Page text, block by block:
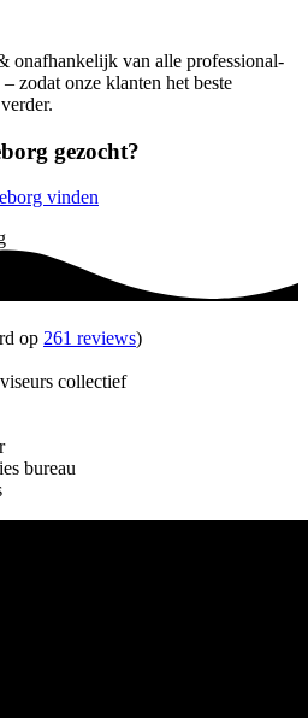
onafhankelijk van alle professional-
– zodat onze klanten het beste
gezocht?
vinden
op 261 reviews)